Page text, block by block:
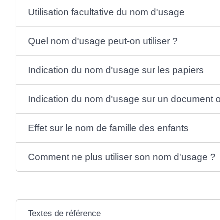
Utilisation facultative du nom d'usage
Quel nom d'usage peut-on utiliser ?
Indication du nom d'usage sur les papiers
Indication du nom d'usage sur un document
Effet sur le nom de famille des enfants
Comment ne plus utiliser son nom d'usage ?
Textes de référence